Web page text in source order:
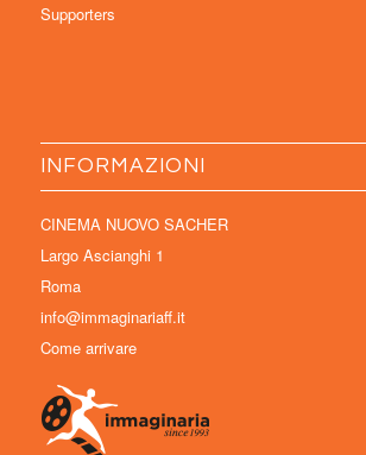
Supporters
INFORMAZIONI
CINEMA NUOVO SACHER
Largo Ascianghi 1
Roma
info@immaginariaff.it
Come arrivare